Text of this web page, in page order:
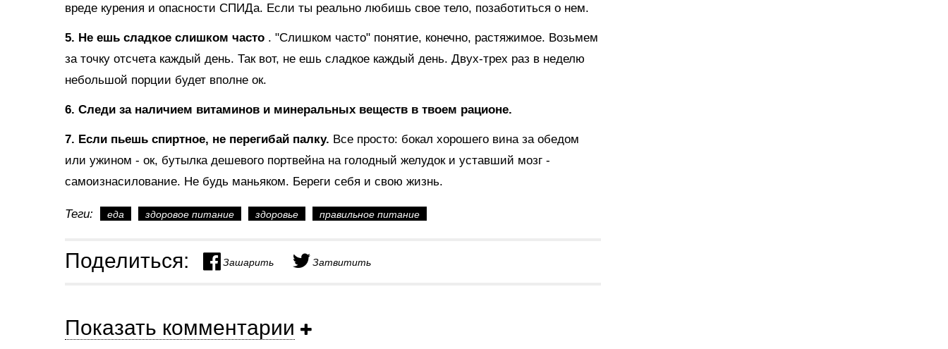
вреде курения и опасности СПИДа. Если ты реально любишь свое тело, позаботиться о нем.
5. Не ешь сладкое слишком часто . "Слишком часто" понятие, конечно, растяжимое. Возьмем
за точку отсчета каждый день. Так вот, не ешь сладкое каждый день. Двух-трех раз в неделю
небольшой порции будет вполне ок.
6. Следи за наличием витаминов и минеральных веществ в твоем рационе.
7. Если пьешь спиртное, не перегибай палку. Все просто: бокал хорошего вина за обедом
или ужином - ок, бутылка дешевого портвейна на голодный желудок и уставший мозг -
самоизнасилование. Не будь маньяком. Береги себя и свою жизнь.
Теги: еда здоровое питание здоровье правильное питание
Поделиться: Зашарить Затвитить
Показать комментарии